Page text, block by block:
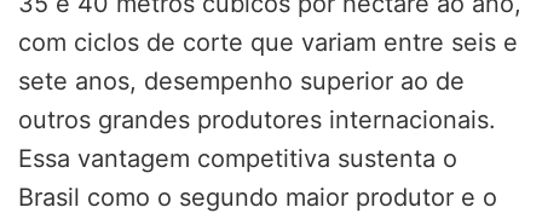
com ciclos de corte que variam entre seis e
sete anos, desempenho superior ao de
outros grandes produtores internacionais.
Essa vantagem competitiva sustenta o
Brasil como o segundo maior produtor e o